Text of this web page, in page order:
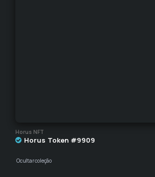
Horus NFT
Horus Token #9909
Ocultar coleção